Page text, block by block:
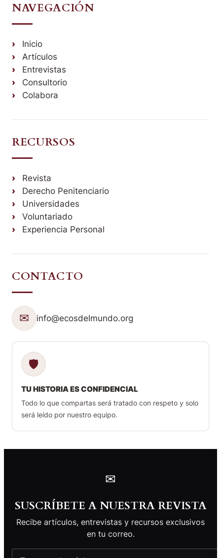
NAVEGACIÓN
Inicio
Artículos
Entrevistas
Consultorio
Colabora
RECURSOS
Revista
Derecho Penitenciario
Universidades
Voluntariado
Experiencia Personal
CONTACTO
✉ info@ecosdelmundo.org
🛡
TU HISTORIA ES CONFIDENCIAL
Todo lo que compartas será tratado con respeto y solo
será leído por nuestro equipo.
✉
SUSCRÍBETE A NUESTRA REVISTA
Recibe artículos, entrevistas y recursos exclusivos
en tu correo.